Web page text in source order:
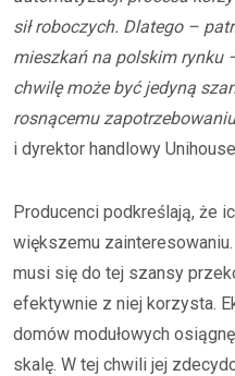
sił roboczych. Dlatego –
mieszkań na polskim rynku
chwilę może być jedyną
rosnącemu
i dyrektor handlowy
Producenci podkreślają, że
większemu
musi się do tej szansy
efektywnie z niej korzysta.
domów modułowych
skalę. W tej chwili jej